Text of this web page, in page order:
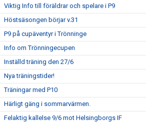
Viktig Info till föräldrar och spelare i P9
Höstsäsongen börjar v.31
P9 på cupäventyr i Trönninge
Info om Trönningecupen
Inställd träning den 27/6
Nya träningstider!
Träningar med P10
Härligt gäng i sommarvärmen.
Felaktig kallelse 9/6 mot Helsingborgs IF